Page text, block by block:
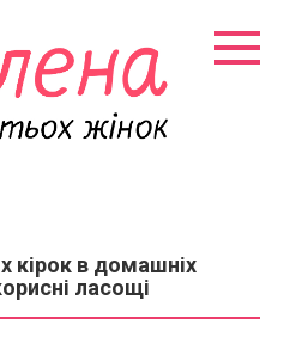
кірок в домашніх
ласощі